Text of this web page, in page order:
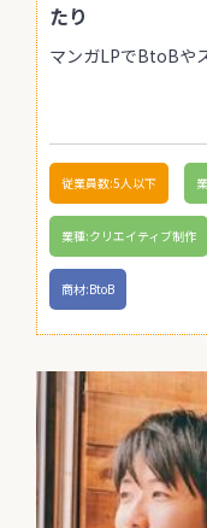
たり
マンガLPでBtoBや
従業員数:5人以下
業種:クリエイティブ制作
商材:BtoB